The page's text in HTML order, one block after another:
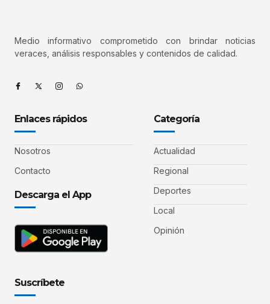
Medio informativo comprometido con brindar noticias
veraces, análisis responsables y contenidos de calidad.
Enlaces rápidos
Nosotros
Contacto
Descarga el App
Categoría
Actualidad
Regional
Deportes
Local
Opinión
Suscríbete